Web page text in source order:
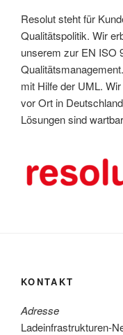
Resolut steht für
Qualitätspolitik. Wir
unserem zur EN ISO
mit Hilfe der UML.
vor Ort in
Lösungen sind
KONTAKT
Adresse
Ladeinfrastrukturen-